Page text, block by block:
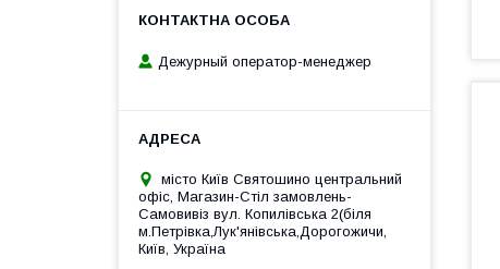
Дежурный оператор-менеджер
місто Київ Святошино центральний
офіс, Магазин-Стіл замовлень-
Самовивіз вул. Копилівська 2(біля
м.Петрівка,Лук'янівська,Дорогожичи,
Київ, Україна